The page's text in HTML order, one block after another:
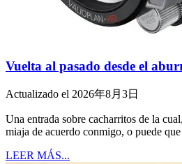
Vuelta al pasado desde el
Actualizado el 2026年8月3日
Una entrada sobre cacharritos de la
miaja de acuerdo conmigo, o puede
LEER MÁS...